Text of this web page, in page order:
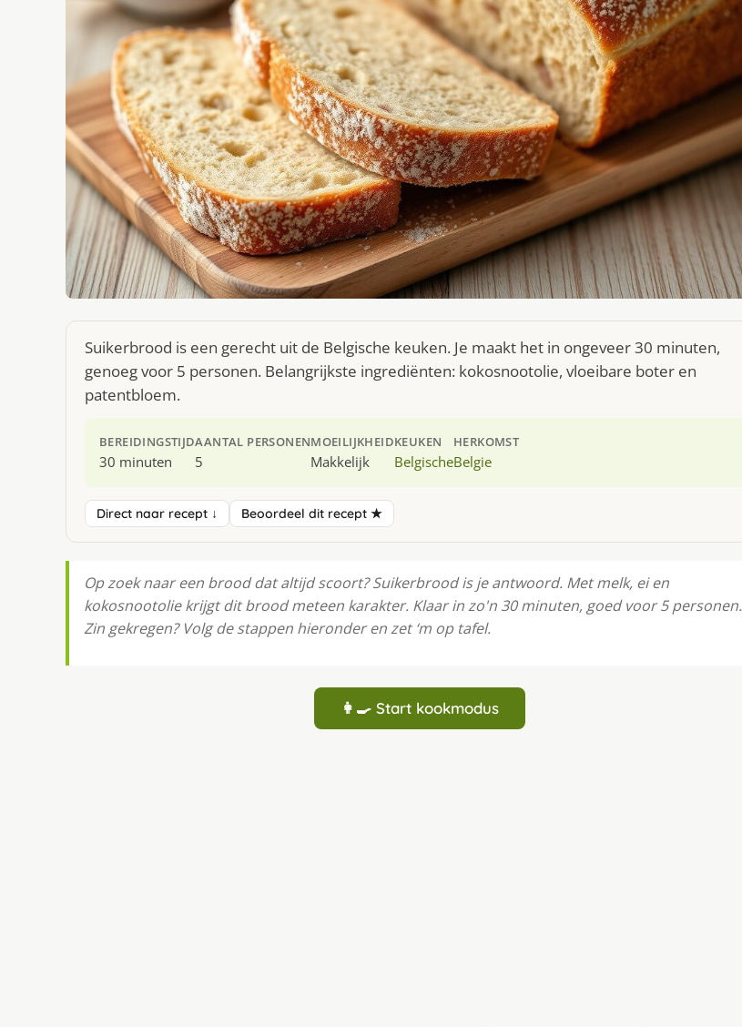
Suikerbrood is een gerecht uit de Belgische keuken. Je maakt het in ongeveer 30 minuten,
genoeg voor 5 personen. Belangrijkste ingrediënten: kokosnootolie, vloeibare boter en
patentbloem.
BEREIDINGSTIJD
30 minuten
AANTAL PERSONEN
5
MOEILIJKHEID
Makkelijk
KEUKEN
Belgische
HERKOMST
Belgie
Direct naar recept ↓ Beoordeel dit recept ★
Op zoek naar een brood dat altijd scoort? Suikerbrood is je antwoord. Met melk, ei en
kokosnootolie krijgt dit brood meteen karakter. Klaar in zo'n 30 minuten, goed voor 5 personen.
Zin gekregen? Volg de stappen hieronder en zet ‘m op tafel.
👩‍🍳 Start kookmodus